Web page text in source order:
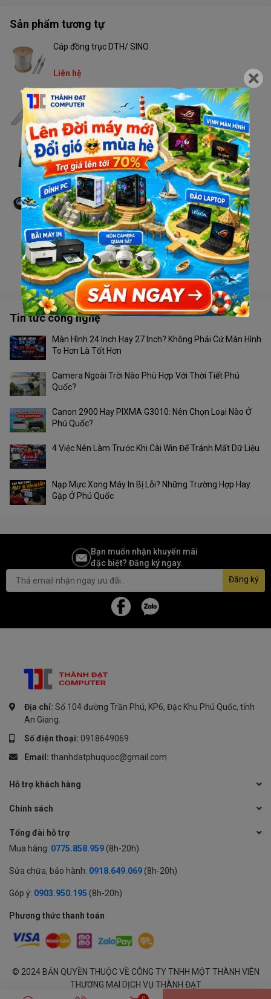
Sản phẩm tương tự
Cáp đồng trục DTH/ SINO
Liên hệ
Cáp Superlink RG59+2C
Liên hệ
ADT Đầu ghi camera (12V - 6A)
Liên hệ
Băng keo Nano
Liên hệ
Dây điện Daphaco 2 x 24
Liên hệ
Tin tức công nghệ
Màn Hình 24 Inch Hay 27 Inch? Không Phải Cứ Màn Hình
To Hơn Là Tốt Hơn
Camera Ngoài Trời Nào Phù Hợp Với Thời Tiết Phú
Quốc?
Canon 2900 Hay PIXMA G3010: Nên Chọn Loại Nào Ở
Phú Quốc?
4 Việc Nên Làm Trước Khi Cài Win Để Tránh Mất Dữ Liệu
Nạp Mực Xong Máy In Bị Lỗi? Những Trường Hợp Hay
Gặp Ở Phú Quốc
Bạn muốn nhận khuyến mãi
đặc biệt? Đăng ký ngay.
Đăng ký
Địa chỉ: Số 104 đường Trần Phú, KP6, Đặc Khu Phú Quốc, tỉnh
An Giang.
Số điện thoại: 0918649069
Email: thanhdatphuquoc@gmail.com
Hỗ trợ khách hàng
Chính sách
Tổng đài hỗ trợ
Mua hàng: 0775.858.959 (8h-20h)
Sửa chữa, bảo hành: 0918.649.069 (8h-20h)
Góp ý: 0903.950.195 (8h-20h)
Phương thức thanh toán
© 2024 BẢN QUYỀN THUỘC VỀ CÔNG TY TNHH MỘT THÀNH VIÊN
THƯƠNG MẠI DỊCH VỤ THÀNH ĐẠT
GPĐKKD: 1701594843 cấp tại Sở KH & ĐT Tỉnh An Giang | Cung cấp